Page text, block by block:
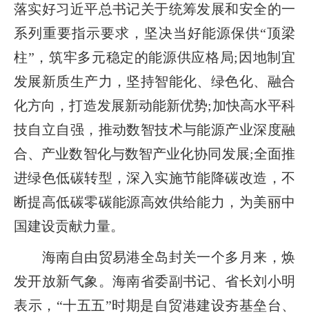
落实好习近平总书记关于统筹发展和安全的一
系列重要指示要求，坚决当好能源保供“顶梁
柱”，筑牢多元稳定的能源供应格局;因地制宜
发展新质生产力，坚持智能化、绿色化、融合
化方向，打造发展新动能新优势;加快高水平科
技自立自强，推动数智技术与能源产业深度融
合、产业数智化与数智产业化协同发展;全面推
进绿色低碳转型，深入实施节能降碳改造，不
断提高低碳零碳能源高效供给能力，为美丽中
国建设贡献力量。
海南自由贸易港全岛封关一个多月来，焕
发开放新气象。海南省委副书记、省长刘小明
表示，“十五五”时期是自贸港建设夯基垒台、